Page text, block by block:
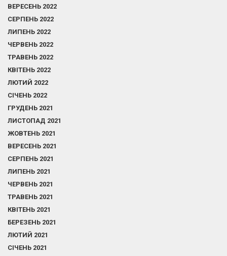
ВЕРЕСЕНЬ 2022
СЕРПЕНЬ 2022
ЛИПЕНЬ 2022
ЧЕРВЕНЬ 2022
ТРАВЕНЬ 2022
КВІТЕНЬ 2022
ЛЮТИЙ 2022
СІЧЕНЬ 2022
ГРУДЕНЬ 2021
ЛИСТОПАД 2021
ЖОВТЕНЬ 2021
ВЕРЕСЕНЬ 2021
СЕРПЕНЬ 2021
ЛИПЕНЬ 2021
ЧЕРВЕНЬ 2021
ТРАВЕНЬ 2021
КВІТЕНЬ 2021
БЕРЕЗЕНЬ 2021
ЛЮТИЙ 2021
СІЧЕНЬ 2021